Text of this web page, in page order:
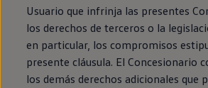
Usuario que infrinja las presentes
los derechos de terceros o la
en particular, los compromisos
presente cláusula. El Concesionario
los demás derechos adicionales que